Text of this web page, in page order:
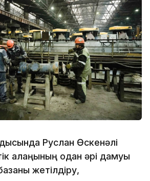
Руслан Өскенәлі
алаңының одан әрі дамуы
жетілдіру,